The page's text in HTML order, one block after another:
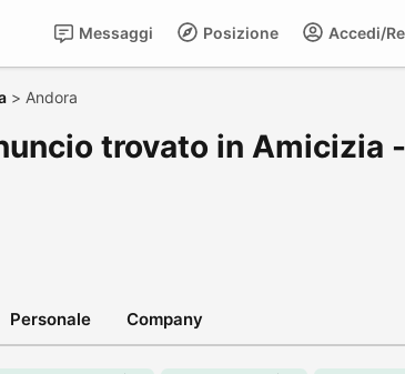
Accedi/
Posizione
Messaggi
> Andora
trovato in Amicizia
Personale Company